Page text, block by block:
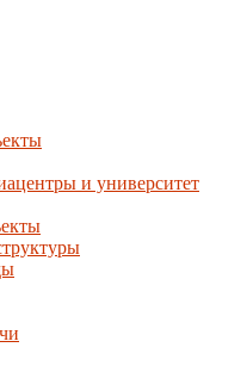
и университет